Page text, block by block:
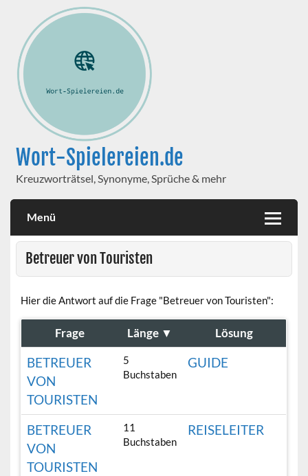
Wort-Spielereien.de
Kreuzworträtsel, Synonyme, Sprüche & mehr
Menü
Betreuer von Touristen
Hier die Antwort auf die Frage "Betreuer von Touristen":
Frage Länge ▼ Lösung
BETREUER
VON
TOURISTEN
5
Buchstaben
GUIDE
BETREUER
VON
TOURISTEN
11
Buchstaben
REISELEITER